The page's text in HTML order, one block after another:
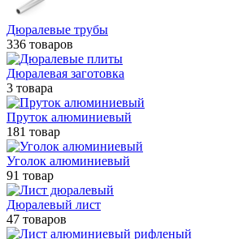
Дюралевые трубы
336 товаров
Дюралевая заготовка
3 товара
Пруток алюминиевый
181 товар
Уголок алюминиевый
91 товар
Дюралевый лист
47 товаров